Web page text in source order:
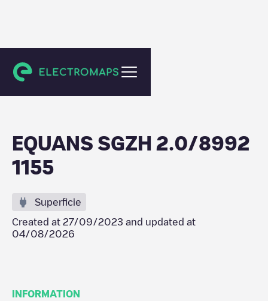
Schiedam
EQUANS SGZH 2.0/8992
1155
Superficie
Created at 27/09/2023 and updated at
04/08/2026
INFORMATION